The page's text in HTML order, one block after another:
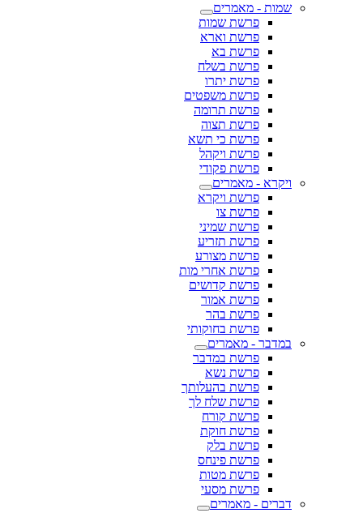
שמות - מאמרים
פרשת שמות
פרשת וארא
פרשת בא
פרשת בשלח
פרשת יתרו
פרשת משפטים
פרשת תרומה
פרשת תצוה
פרשת כי תשא
פרשת ויקהל
פרשת פקודי
ויקרא - מאמרים
פרשת ויקרא
פרשת צו
פרשת שמיני
פרשת תזריע
פרשת מצורע
פרשת אחרי מות
פרשת קדושים
פרשת אמור
פרשת בהר
פרשת בחוקותי
במדבר - מאמרים
פרשת במדבר
פרשת נשא
פרשת בהעלותך
פרשת שלח לך
פרשת קורח
פרשת חוקת
פרשת בלק
פרשת פינחס
פרשת מטות
פרשת מסעי
דברים - מאמרים